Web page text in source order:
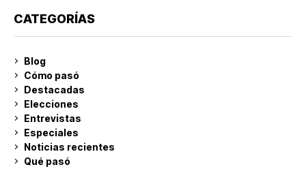
CATEGORÍAS
Blog
Cómo pasó
Destacadas
Elecciones
Entrevistas
Especiales
Noticias recientes
Qué pasó